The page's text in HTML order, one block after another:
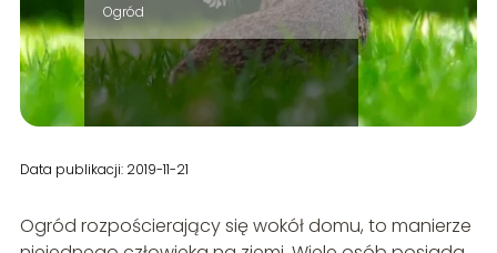
Ogród
Data publikacji: 2019-11-21
Ogród rozpościerający się wokół domu, to manierze